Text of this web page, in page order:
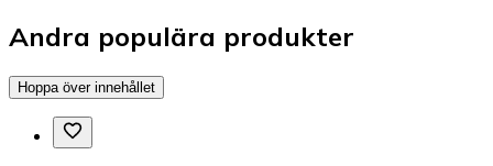
Andra populära produkter
Hoppa över innehållet